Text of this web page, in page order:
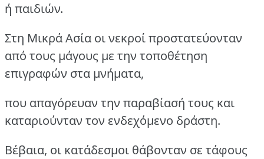
ή παιδιών.
Στη Μικρά Ασία οι νεκροί προστατεύονταν
από τους μάγους με την τοποθέτηση
επιγραφών στα μνήματα,
που απαγόρευαν την παραβίασή τους και
καταριούνταν τον ενδεχόμενο δράστη.
Βέβαια, οι κατάδεσμοι θάβονταν σε τάφους